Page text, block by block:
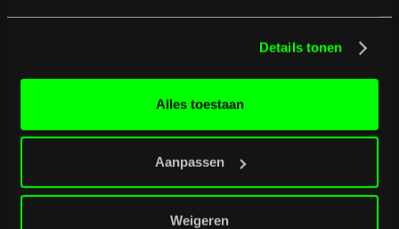
Details tonen
Alles toestaan
Aanpassen
Weigeren
opgevolgd.
geeft men aan op de hoogte te zijn van de huisregels in
· Burgerweeshuis is niet aansprakelijk voor het
kwijtraken van persoonlijke bezittingen.
· Het meenemen van eigen consumpties is verboden.
aangeraden. Burgerweeshuis werkt met 100 Dba. Dit
volume is schadelijk als er geen gehoorbescherming wordt